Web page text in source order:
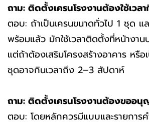
ถาม: ติดตั้งเครนโรงงานต้องใช้เวล
ตอบ: ถ้าเป็นเครนขนาดทั่วไป 1 ชุด แ
พร้อมแล้ว มักใช้เวลาติดตั้งที่หน้างา
แต่ถ้าต้องเสริมโครงสร้างอาคาร หรือ
ชุดอาจกินเวลาถึง 2–3 สัปดาห์
ถาม: ติดตั้งเครนโรงงานต้องขออนุญ
ตอบ: โดยหลักควรมีแบบและรายการ